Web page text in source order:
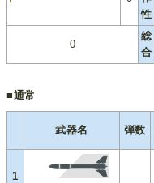
性
0
総
合
■通常
武器名 弾数
1